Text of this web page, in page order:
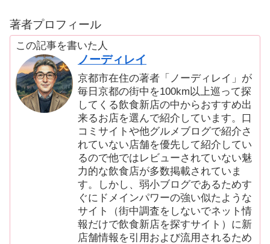
著者プロフィール
この記事を書いた人
ノーディレイ
京都市在住の著者「ノーディレイ」が
毎日京都の街中を100km以上巡って探
してくる飲食新店の中からおすすめ出
来るお店を選んで紹介しています。口
コミサイトや他グルメブログで紹介さ
れていない店舗を優先して紹介してい
るので他ではレビューされていない魅
力的な飲食店が多数掲載されていま
す。しかし、弱小ブログであるためす
ぐにドメインパワーの強い似たような
サイト（街中調査をしないでネット情
報だけで飲食新店を探すサイト）に新
店舗情報を引用および流用されるため